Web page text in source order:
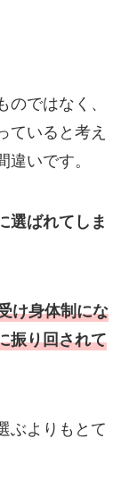
ではなく、
ていると考え
いです。
選ばれてしま
け身体制にな
振り回されて
ぶよりもとて